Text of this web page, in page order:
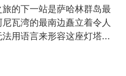
的下一站是萨哈林群岛最
瓦湾的最南边矗立着令人
法用语言来形容这座灯塔…